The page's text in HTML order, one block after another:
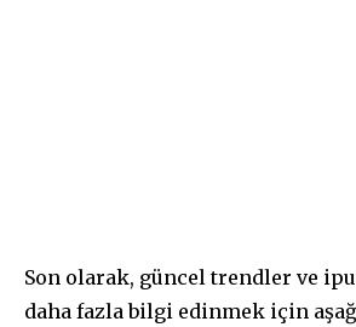
Son olarak, güncel trendler ve
daha fazla bilgi edinmek için